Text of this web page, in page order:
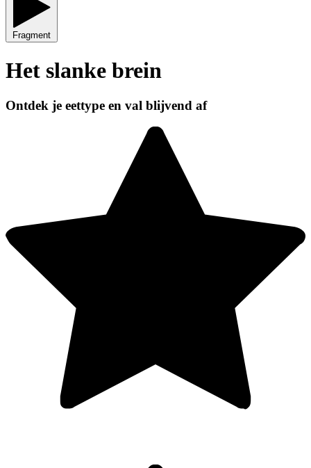
Fragment
Het slanke brein
Ontdek je eettype en val blijvend af